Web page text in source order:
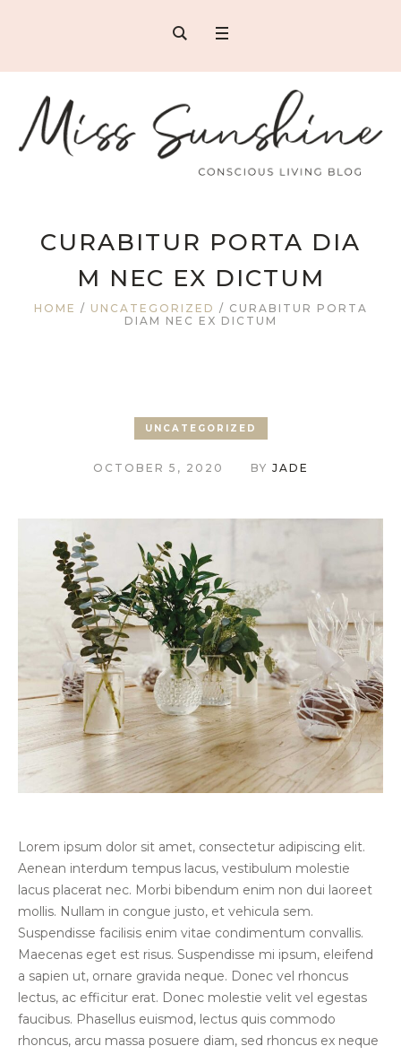
CURABITUR PORTA DIA
M NEC EX DICTUM
HOME / UNCATEGORIZED / CURABITUR PORTA
DIAM NEC EX DICTUM
UNCATEGORIZED
OCTOBER 5, 2020 BY JADE
Lorem ipsum dolor sit amet, consectetur adipiscing elit.
Aenean interdum tempus lacus, vestibulum molestie
lacus placerat nec. Morbi bibendum enim non dui laoreet
mollis. Nullam in congue justo, et vehicula sem.
Suspendisse facilisis enim vitae condimentum convallis.
Maecenas eget est risus. Suspendisse mi ipsum, eleifend
a sapien ut, ornare gravida neque. Donec vel rhoncus
lectus, ac efficitur erat. Donec molestie velit vel egestas
faucibus. Phasellus euismod, lectus quis commodo
rhoncus, arcu massa posuere diam, sed rhoncus ex neque